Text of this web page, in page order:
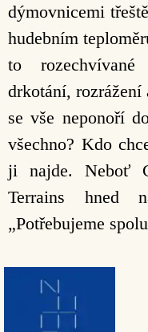
dýmovnicemi
hudebním
to rozechvívané
drkotání,
se vše neponoří
všechno? Kdo
ji najde. Neboť
Terrains hned
„Potřebujeme